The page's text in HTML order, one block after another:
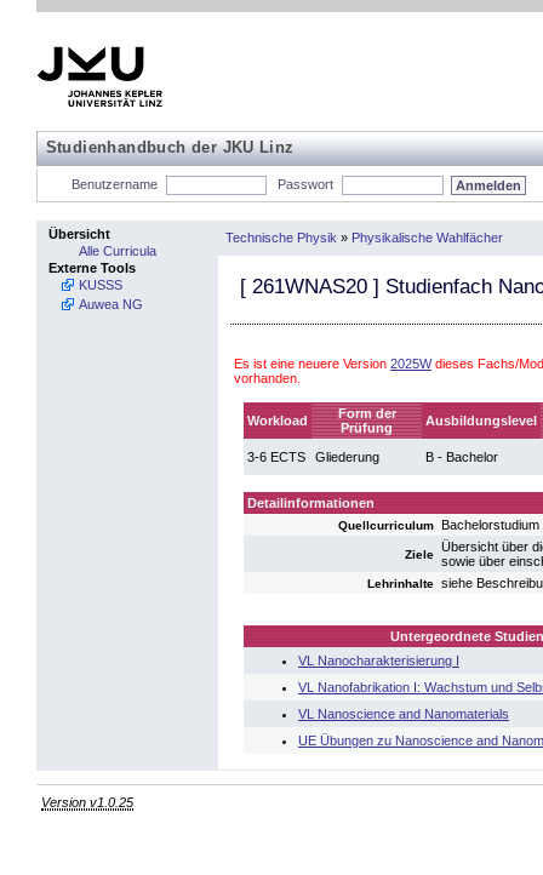
Studienhandbuch der JKU Linz
Benutzername Passwort
Übersicht
Alle Curricula
Externe Tools
KUSSS
Auwea NG
Technische Physik » Physikalische Wahlfächer
[ 261WNAS20 ] Studienfach
Es ist eine neuere Version 2025Wdieses Fachs/
vorhanden.
Workload
Form der
Prüfung
Ausbildungslevel
3-6 ECTS Gliederung B - Bachelor
Detailinformationen
Quellcurriculum
Ziele
Übersicht über
sowie über
Lehrinhalte siehe
Untergeordnete
VL Nanocharakterisierung I
VL Nanofabrikation I: Wachstum und
VL Nanoscience and Nanomaterials
UE Übungen zu Nanoscience and
Version v1.0.25